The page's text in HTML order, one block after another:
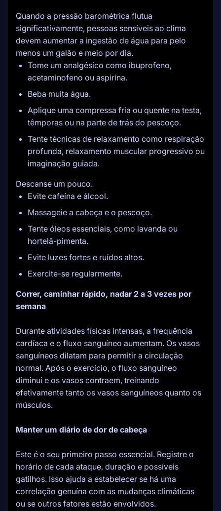
Quando a pressão barométrica flutua
significativamente, pessoas sensíveis ao clima
devem aumentar a ingestão de água para pelo
menos um galão e meio por dia.
Tome um analgésico como ibuprofeno,
acetaminofeno ou aspirina.
Beba muita água.
Aplique uma compressa fria ou quente na testa,
têmporas ou na parte de trás do pescoço.
Tente técnicas de relaxamento como respiração
profunda, relaxamento muscular progressivo ou
imaginação guiada.
Descanse um pouco.
Evite cafeína e álcool.
Massageie a cabeça e o pescoço.
Tente óleos essenciais, como lavanda ou
hortelã-pimenta.
Evite luzes fortes e ruídos altos.
Exercite-se regularmente.
Correr, caminhar rápido, nadar 2 a 3 vezes por
semana
Durante atividades físicas intensas, a frequência
cardíaca e o fluxo sanguíneo aumentam. Os vasos
sanguíneos dilatam para permitir a circulação
normal. Após o exercício, o fluxo sanguíneo
diminui e os vasos contraem, treinando
efetivamente tanto os vasos sanguíneos quanto os
músculos.
Manter um diário de dor de cabeça
Este é o seu primeiro passo essencial. Registre o
horário de cada ataque, duração e possíveis
gatilhos. Isso ajuda a estabelecer se há uma
correlação genuína com as mudanças climáticas
ou se outros fatores estão envolvidos.